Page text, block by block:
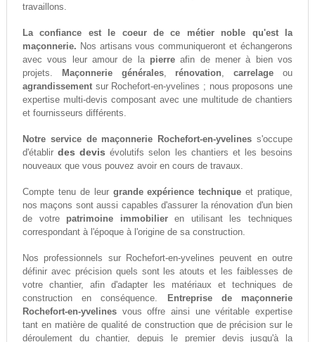
travaillons.
La confiance est le coeur de ce métier noble qu'est la
maçonnerie. Nos artisans vous communiqueront et échangerons
avec vous leur amour de la pierre afin de mener à bien vos
projets.
Maçonnerie générales, rénovation,carrelage ou
agrandissementsur Rochefort-en-yvelines ; nous proposons une
expertise multi-devis composant avec une multitude de chantiers
et fournisseurs différents.
Notre service de maçonnerie Rochefort-en-yvelines s'occupe
d'établirdes devis évolutifs selon les chantiers et les besoins
nouveaux que vous pouvez avoir en cours de travaux.
Compte tenu de leur grande expérience technique et pratique,
nos maçons sont aussi capables d'assurer la rénovation d'un bien
de votre patrimoine immobilieren utilisant les techniques
correspondant à l'époque à l'origine de sa construction.
Nos professionnels sur Rochefort-en-yvelines peuvent en outre
définir avec précision quels sont les atouts et les faiblesses de
votre chantier, afin d'adapter les matériaux et techniques de
construction en conséquence.
Entreprise de maçonnerie
Rochefort-en-yvelinesvous offre ainsi une véritable expertise
tant en matière de qualité de construction que de précision sur le
déroulement du chantier, depuis le premier devis jusqu'à la